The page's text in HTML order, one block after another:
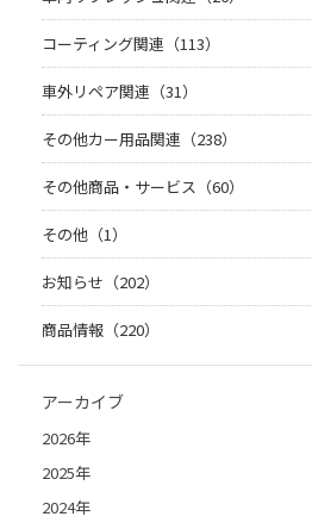
コーティング関連（113）
車外リペア関連（31）
その他カー用品関連（238）
その他商品・サービス（60）
その他（1）
お知らせ（202）
商品情報（220）
アーカイブ
2026年
2025年
2024年